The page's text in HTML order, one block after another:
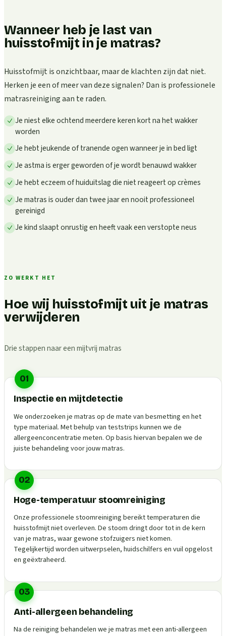
Wanneer heb je last van
huisstofmijt in je matras?
Huisstofmijt is onzichtbaar, maar de klachten zijn dat niet.
Herken je een of meer van deze signalen? Dan is professionele
matrasreiniging aan te raden.
Je niest elke ochtend meerdere keren kort na het wakker
worden
Je hebt jeukende of tranende ogen wanneer je in bed ligt
Je astma is erger geworden of je wordt benauwd wakker
Je hebt eczeem of huiduitslag die niet reageert op crèmes
Je matras is ouder dan twee jaar en nooit professioneel
gereinigd
Je kind slaapt onrustig en heeft vaak een verstopte neus
ZO WERKT HET
Hoe wij huisstofmijt uit je matras
verwijderen
Drie stappen naar een mijtvrij matras
01
Inspectie en mijtdetectie
We onderzoeken je matras op de mate van besmetting en het
type materiaal. Met behulp van teststrips kunnen we de
allergeenconcentratie meten. Op basis hiervan bepalen we de
juiste behandeling voor jouw matras.
02
Hoge-temperatuur stoomreiniging
Onze professionele stoomreiniging bereikt temperaturen die
huisstofmijt niet overleven. De stoom dringt door tot in de kern
van je matras, waar gewone stofzuigers niet komen.
Tegelijkertijd worden uitwerpselen, huidschilfers en vuil opgelost
en geëxtraheerd.
03
Anti-allergeen behandeling
Na de reiniging behandelen we je matras met een anti-allergeen